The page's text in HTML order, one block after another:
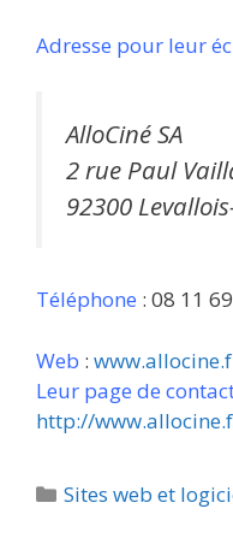
Adresse pour leur
AlloCiné SA
2 rue Paul
92300
Téléphone : 08 11
Web :
Leur page de
http://
Catégories
Sites web et